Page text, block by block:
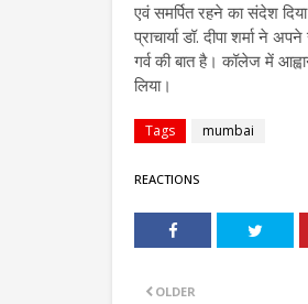
एवं समर्पित रहने का संदेश
प्राचार्या डॉ. दीपा शर्मा ने
गर्व की बात है। कॉलेज में
लिया।
Tags mumbai
REACTIONS
OLDER